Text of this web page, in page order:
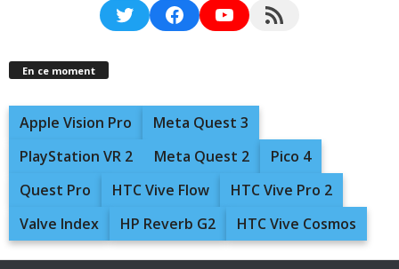
TwitterFacebookYouTubeRSS Feed
En ce moment
Apple Vision Pro
Meta Quest 3
PlayStation VR 2
Meta Quest 2
Pico 4
Quest Pro
HTC Vive Flow
HTC Vive Pro 2
Valve Index
HP Reverb G2 HTC Vive Cosmos